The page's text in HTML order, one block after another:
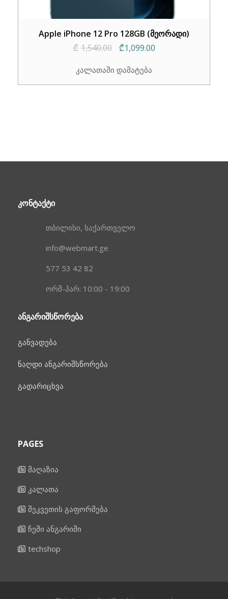
Apple iPhone 12 Pro 128GB (მეორადი)
₾ 1,540.00
Original
was:
₾1,099.00Current
კალათაში დამატება
ᲙᲝᲜᲢᲐᲥᲢᲘ
თბილისი, საქართველო
info@webmart.ge
577 53 42 82
ორშ-პარ: 10:00 - 19:00
ᲐᲜᲒᲐᲠᲘᲨᲡᲬᲝᲠᲔᲑᲐ
განვადება
ნაღდი ანგარიშსწორება
გადარიცხვა
PAGES
მაღაზია
კალათა
შეკვეთის გაფორმება
ჩემი ანგარიში
techshop